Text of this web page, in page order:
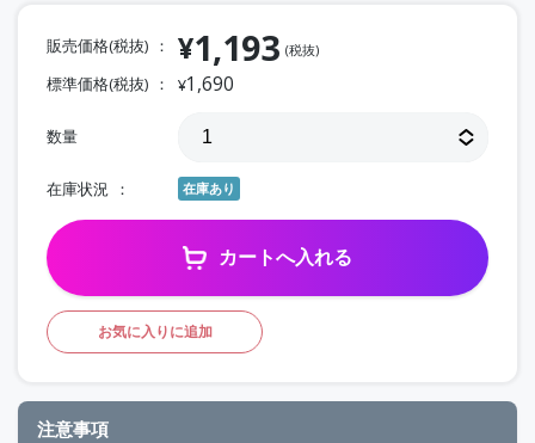
販売価格(税抜) ¥1,193 (税抜)
標準価格(税抜) ¥1,690
数量
在庫状況 在庫あり
カートへ入れる
お気に入りに追加
注意事項